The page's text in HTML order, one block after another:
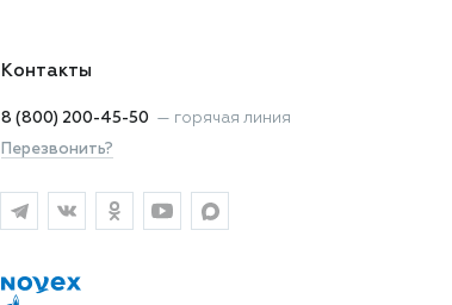
Контакты
8 (800) 200-45-50 — горячая линия
Перезвонить?